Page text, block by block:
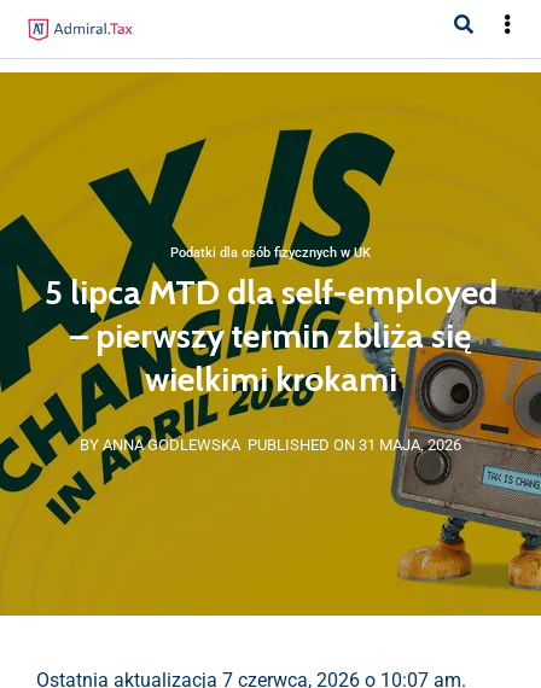
Podatki dla osób fizycznych w UK
5 lipca MTD dla self-employed
– pierwszy termin zbliża się
wielkimi krokami
BY ANNA GODLEWSKA PUBLISHED ON 31 MAJA, 2026
Ostatnia aktualizacja 7 czerwca, 2026 o 10:07 am.